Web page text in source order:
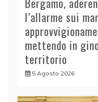
l’allarme sui
mettendo in
territorio
5 Agosto 2026